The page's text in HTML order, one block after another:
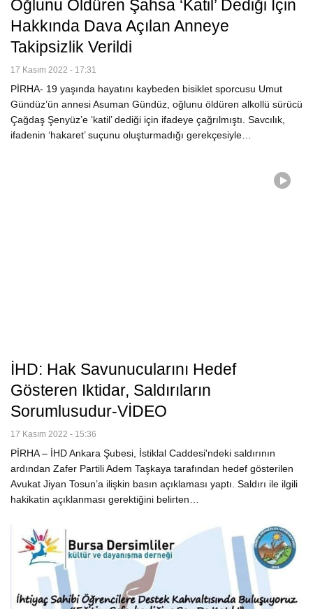
Oğlunu Öldüren Şahsa ‘katil’ Dediği Için
Hakkında Dava Açılan Anneye
Takipsizlik Verildi
17 Kasım 2022 - 17:31
PİRHA- 19 yaşında hayatını kaybeden bisiklet sporcusu Umut
Gündüz’ün annesi Asuman Gündüz, oğlunu öldüren alkollü sürücü
Çağdaş Şenyüz’e ‘katil’ dediği için ifadeye çağrılmıştı. Savcılık,
ifadenin ‘hakaret’ suçunu oluşturmadığı gerekçesiyle…
İHD: Hak Savunucularını Hedef
Gösteren Iktidar, Saldırıların
Sorumlusudur-VİDEO
17 Kasım 2022 - 15:36
PİRHA – İHD Ankara Şubesi, İstiklal Caddesi'ndeki saldırının
ardından Zafer Partili Adem Taşkaya tarafından hedef gösterilen
Avukat Jiyan Tosun’a ilişkin basın açıklaması yaptı. Saldırı ile ilgili
hakikatin açıklanması gerektiğini belirten…